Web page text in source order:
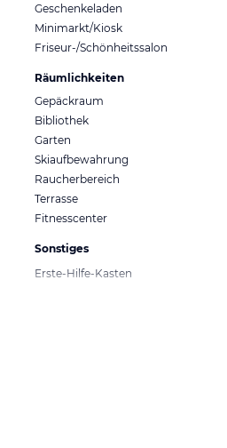
Geschenkeladen
Minimarkt/Kiosk
Friseur-/Schönheitssalon
Räumlichkeiten
Gepäckraum
Bibliothek
Garten
Skiaufbewahrung
Raucherbereich
Terrasse
Fitnesscenter
Sonstiges
Erste-Hilfe-Kasten